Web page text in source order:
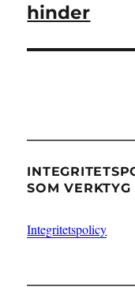
hinder
SOM VERKTYG
Integritetspolicy